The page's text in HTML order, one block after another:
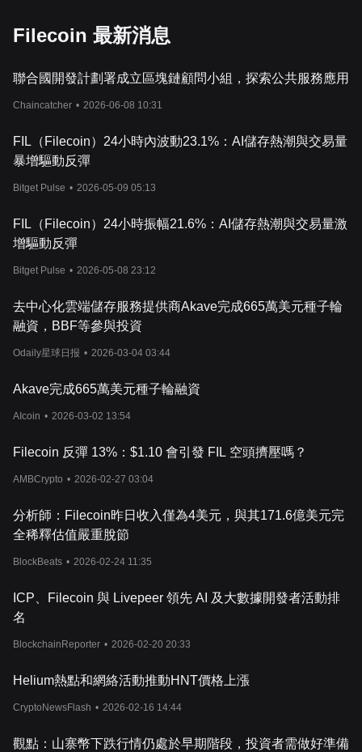
Filecoin 最新消息
聯合國開發計劃署成立區塊鏈顧問小組，探索公共服務應用
Chaincatcher • 2026-06-08 10:31
FIL（Filecoin）24小時內波動23.1%：AI儲存熱潮與交易量
暴增驅動反彈
Bitget Pulse • 2026-05-09 05:13
FIL（Filecoin）24小時振幅21.6%：AI儲存熱潮與交易量激
增驅動反彈
Bitget Pulse • 2026-05-08 23:12
去中心化雲端儲存服務提供商Akave完成665萬美元種子輪
融資，BBF等參與投資
Odaily星球日报 • 2026-03-04 03:44
Akave完成665萬美元種子輪融資
AIcoin • 2026-03-02 13:54
Filecoin 反彈 13%：$1.10 會引發 FIL 空頭擠壓嗎？
AMBCrypto • 2026-02-27 03:04
分析師：Filecoin昨日收入僅為4美元，與其171.6億美元完
全稀釋估值嚴重脫節
BlockBeats • 2026-02-24 11:35
ICP、Filecoin 與 Livepeer 領先 AI 及大數據開發者活動排
名
BlockchainReporter • 2026-02-20 20:33
Helium熱點和網絡活動推動HNT價格上漲
CryptoNewsFlash • 2026-02-16 14:44
觀點：山寨幣下跌行情仍處於早期階段，投資者需做好準備